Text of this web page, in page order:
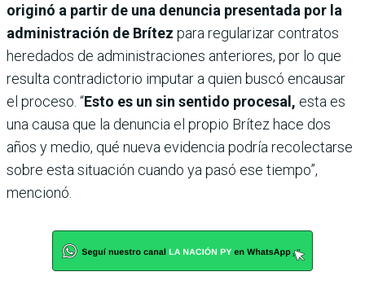
originó a partir de una denuncia presentada por la
administración de Brítez para regularizar contratos
heredados de administraciones anteriores, por lo que
resulta contradictorio imputar a quien buscó encausar
el proceso. “Esto es un sin sentido procesal, esta es
una causa que la denuncia el propio Brítez hace dos
años y medio, qué nueva evidencia podría recolectarse
sobre esta situación cuando ya pasó ese tiempo”,
mencionó.